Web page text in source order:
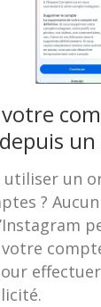
utiliser un
?